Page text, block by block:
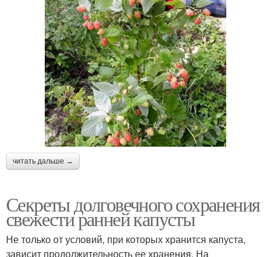
читать дальше →
Секреты долговечного сохранения
свежести ранней капусты
Не только от условий, при которых хранится капуста,
зависит продолжительность ее хранения. На